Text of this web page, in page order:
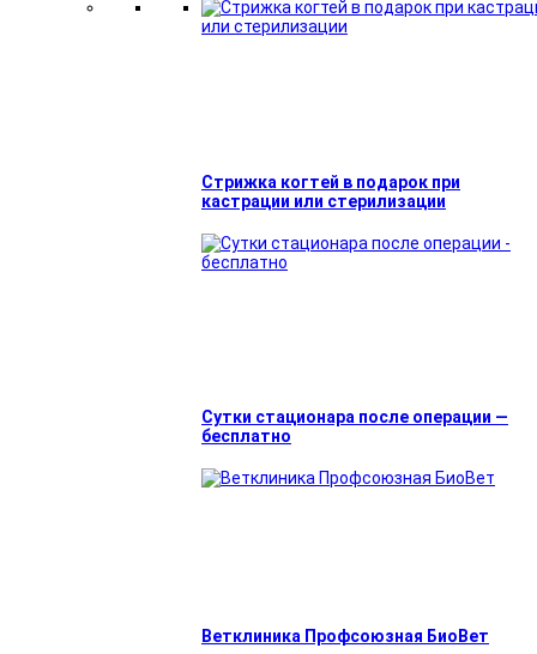
Стрижка когтей в подарок при
кастрации или стерилизации
Сутки стационара после операции —
бесплатно
Ветклиника Профсоюзная БиоВет